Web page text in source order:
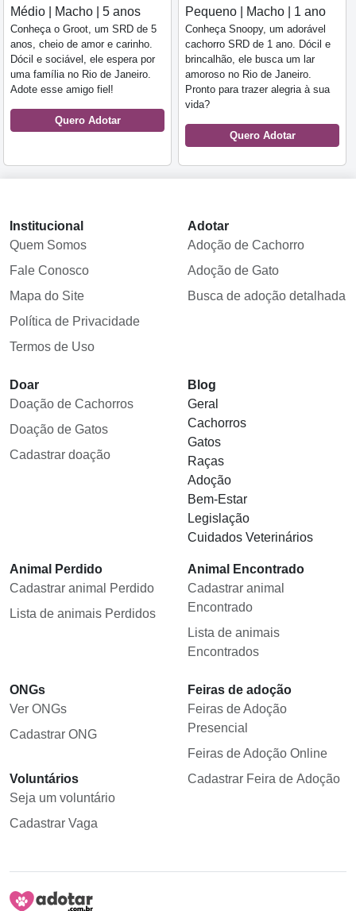
Médio | Macho | 5 anos
Conheça o Groot, um SRD de 5
anos, cheio de amor e carinho.
Dócil e sociável, ele espera por
uma família no Rio de Janeiro.
Adote esse amigo fiel!
Quero Adotar
Pequeno | Macho | 1 ano
Conheça Snoopy, um adorável
cachorro SRD de 1 ano. Dócil e
brincalhão, ele busca um lar
amoroso no Rio de Janeiro.
Pronto para trazer alegria à sua
vida?
Quero Adotar
Institucional
Quem Somos
Fale Conosco
Mapa do Site
Política de Privacidade
Termos de Uso
Adotar
Adoção de Cachorro
Adoção de Gato
Busca de adoção detalhada
Doar
Doação de Cachorros
Doação de Gatos
Cadastrar doação
Blog
Geral
Cachorros
Gatos
Raças
Adoção
Bem-Estar
Legislação
Cuidados Veterinários
Animal Perdido
Cadastrar animal Perdido
Lista de animais Perdidos
Animal Encontrado
Cadastrar animal
Encontrado
Lista de animais
Encontrados
ONGs
Ver ONGs
Cadastrar ONG
Voluntários
Seja um voluntário
Cadastrar Vaga
Feiras de adoção
Feiras de Adoção
Presencial
Feiras de Adoção Online
Cadastrar Feira de Adoção